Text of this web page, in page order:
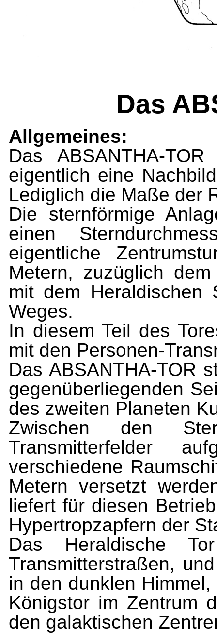
Das
Allgemeines:
Das ABSANTHA-
eigentlich eine
Lediglich die Maße der
Die sternförmige
einen
eigentliche
Metern, zuzüglich
mit dem Heraldischen
Weges.
In diesem Teil des
mit den Personen-
Das ABSANTHA-TOR
ge­genüberliegenden
des zweiten Planeten
Zwischen den
Transmitterfel­der
verschiedene
Metern versetzt
liefert für diesen
Hypertropzapfern der
Das Heraldische
Transmitterstra­ßen,
in den dunklen
Königstor im Zentrum
den galaktischen